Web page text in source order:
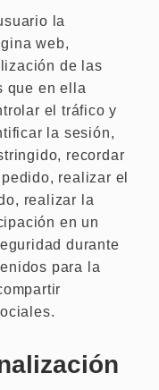
la
web,
de las
que en ella
el tráfico y
la sesión,
recordar
realizar el
realizar la
en un
durante
para la